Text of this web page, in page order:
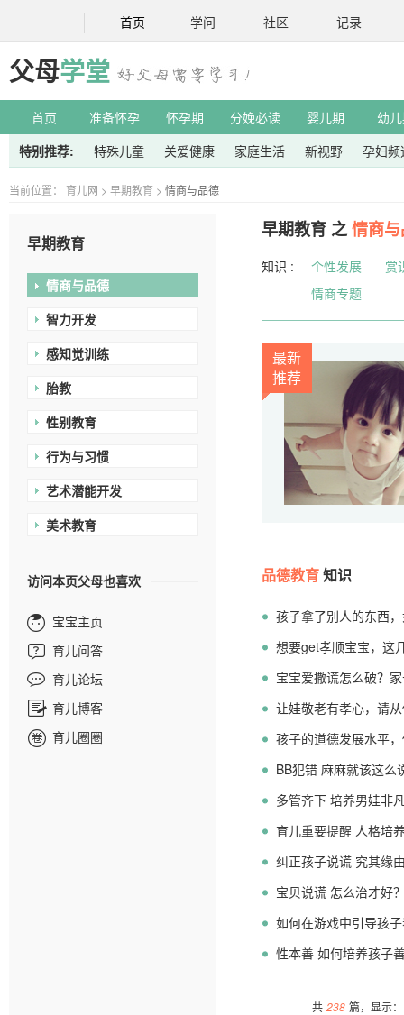
首页 学问 社区 记录
父母学堂
首页 准备怀孕 怀孕期 分娩必读 婴儿期
幼
特别推荐:
特殊儿童 关爱健康 家庭生活 新视野 孕妇频
当前位置： 育儿网 > 早期教育 > 情商与品德
早期教育
情商与品德
智力开发
感知觉训练
胎教
性别教育
行为与习惯
艺术潜能开发
美术教育
访问本页父母也喜欢
宝宝主页
育儿问答
育儿论坛
育儿博客
育儿圈圈
早期教育 之情商
知识 : 个性发展
赏
情商专题
最新
推荐
品德教育知识
孩子拿了别人的东西
想要get孝顺宝宝，这
宝宝爱撒谎怎么破？
让娃敬老有孝心，请
孩子的道德发展水平
BB犯错 麻麻就该这么
多管齐下 培养男娃非
育儿重要提醒 人格培
纠正孩子说谎 究其缘
宝贝说谎 怎么治才好
如何在游戏中引导孩
性本善 如何培养孩子
共 238 篇，显示